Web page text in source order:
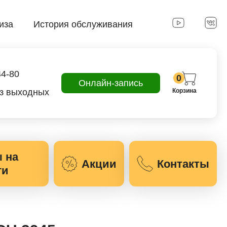
История обслуживания
80
выходных
Онлайн-запись 0
Корзина
на
Акции Контакты